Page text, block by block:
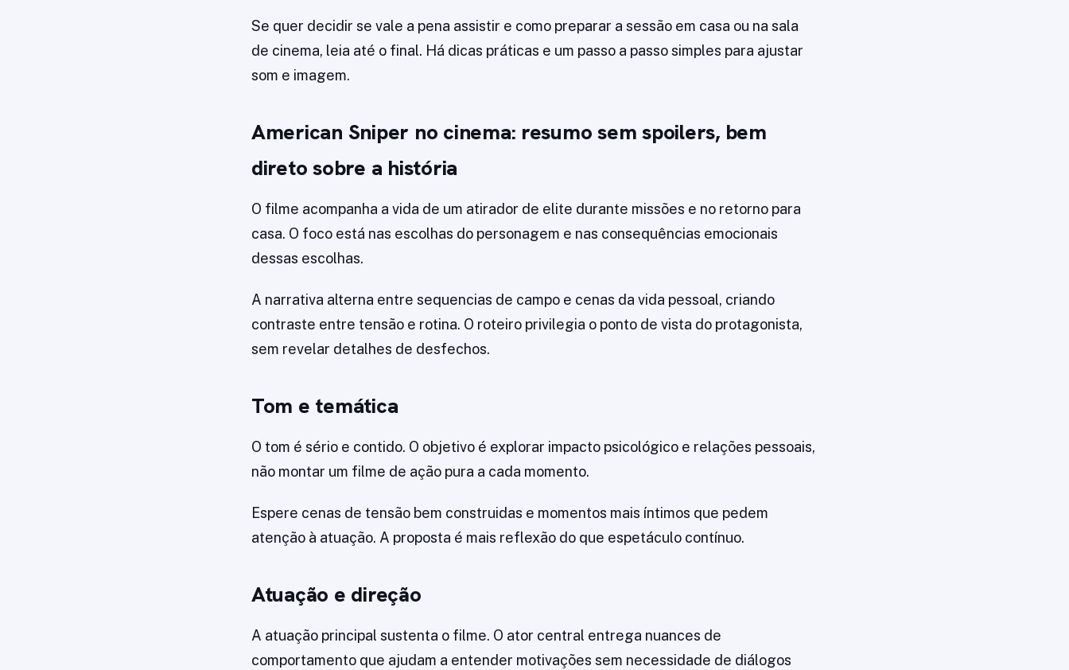
Se quer decidir se vale a pena assistir e como preparar a sessão em casa ou na sala
de cinema, leia até o final. Há dicas práticas e um passo a passo simples para ajustar
som e imagem.
American Sniper no cinema: resumo sem spoilers, bem
direto sobre a história
O filme acompanha a vida de um atirador de elite durante missões e no retorno para
casa. O foco está nas escolhas do personagem e nas consequências emocionais
dessas escolhas.
A narrativa alterna entre sequencias de campo e cenas da vida pessoal, criando
contraste entre tensão e rotina. O roteiro privilegia o ponto de vista do protagonista,
sem revelar detalhes de desfechos.
Tom e temática
O tom é sério e contido. O objetivo é explorar impacto psicológico e relações pessoais,
não montar um filme de ação pura a cada momento.
Espere cenas de tensão bem construidas e momentos mais íntimos que pedem
atenção à atuação. A proposta é mais reflexão do que espetáculo contínuo.
Atuação e direção
A atuação principal sustenta o filme. O ator central entrega nuances de
comportamento que ajudam a entender motivações sem necessidade de diálogos